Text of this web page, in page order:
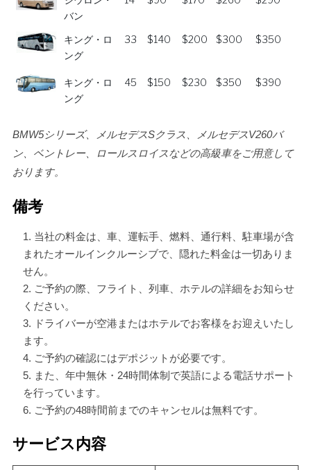
バン
キング・ロ
ング
33 $140 $200 $300 $350
キング・ロ
ング
45 $150 $230 $350 $390
BMW5シリーズ、メルセデスSクラス、メルセデスV260バ
ン、ベントレー、ロールスロイスなどの高級車をご用意して
おります。
備考
当社の料金は、車、運転手、燃料、通行料、駐車場が含
まれたオールインクルーシブで、隠れた料金は一切ありま
せん。
ご予約の際、フライト、列車、ホテルの詳細をお知らせ
ください。
ドライバーが空港またはホテルでお客様をお迎えいたし
ます。
ご予約の確認にはデポジットが必要です。
また、年中無休・24時間体制で英語による電話サポート
を行っています。
ご予約の48時間前までのキャンセルは無料です。
サービス内容